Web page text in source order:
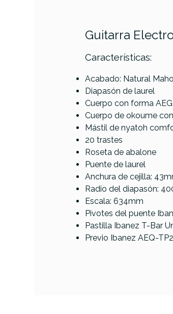
Guitarra
Características:
Acabado: Natural
Diapasón de laurel
Cuerpo con forma AEG
Cuerpo de okoume
Mástil de nyatoh
20 trastes
Roseta de abalone
Puente de laurel
Anchura de cejilla:
Radio del diapasón:
Escala: 634mm
Pivotes del puente
Pastilla Ibanez T-Bar
Previo Ibanez AEQ-
Referencia
AVAILABILITY
PRECIO